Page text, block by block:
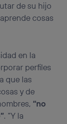
de su hijo
cosas
en la
perfiles
que las
y de
“no
. “Y la